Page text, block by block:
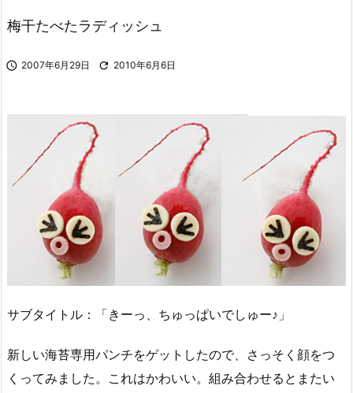
梅干たべたラディッシュ
 2007年6月29日  2010年6月6日
サブタイトル：「きーっ、ちゅっぱいでしゅー♪」
新しい海苔専用パンチをゲットしたので、さっそく顔をつ
くってみました。これはかわいい。組み合わせるとまたい